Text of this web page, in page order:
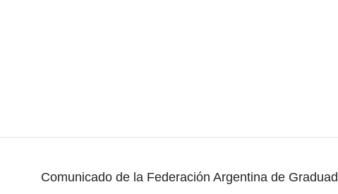
Comunicado de la Federación Argentina de